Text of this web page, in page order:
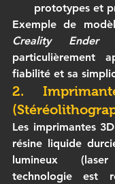
prototypes et
Exemple de
Creality
particulièrement
fiabilité et sa
2.
Les imprimantes
résine liquide
lumineux
technologie est